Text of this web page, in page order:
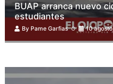
BUAP arranca nuevo
estudiantes
By Pame Garfias 10